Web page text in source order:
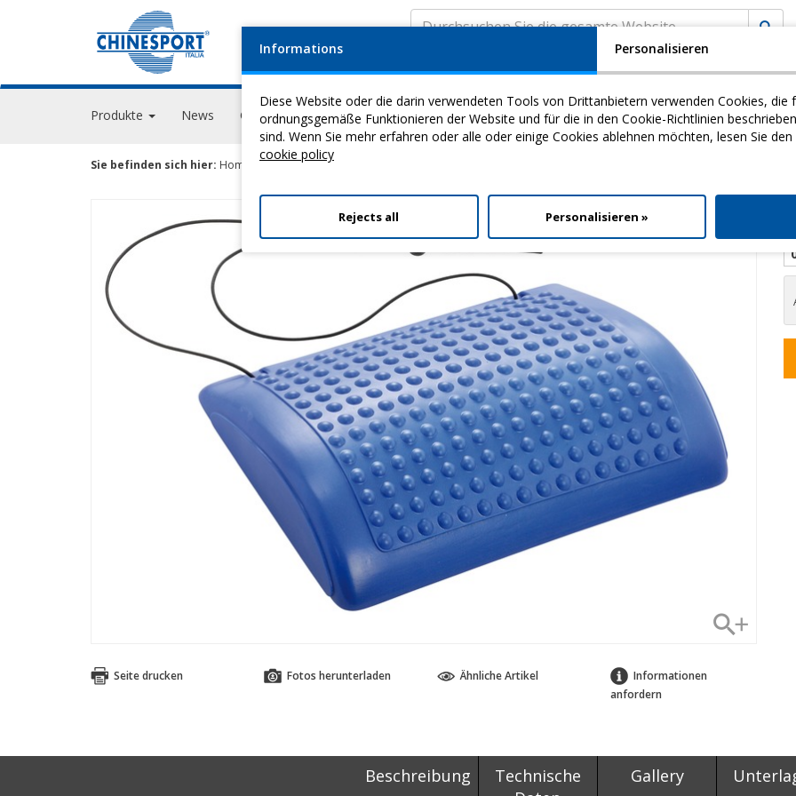
Produkte News Geschehen GPS Academy Video Download
Sie befinden sich hier: Home >Propriozeption
Seite drucken Fotos herunterladen Ähnliche Artikel
Informationen
anfordern
Beschreibung
Technische
Gallery
Informations Personalisieren
Diese Website oder die darin verwendeten Tools von Drittanbietern verwenden Cookies, die
ordnungsgemäße Funktionieren der Website und für die in den Cookie-Richtlinien
sind. Wenn Sie mehr erfahren oder alle oder einige Cookies ablehnen möchten, lesen Sie
cookie policy
Rejects all Personalisieren »